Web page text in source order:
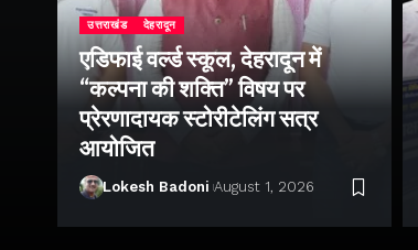
उत्तराखंड देहरादून
एडिफाई वर्ल्ड स्कूल, देहरादून में
“कल्पना की शक्ति” विषय पर
प्रेरणादायक स्टोरीटेलिंग सत्र
आयोजित
Lokesh Badoni August 1, 2026